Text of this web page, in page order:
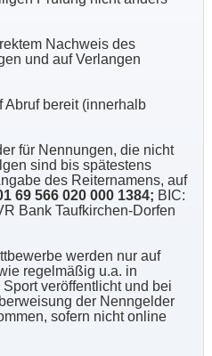
Nachweis des
und auf Verlangen
Abruf bereit (innerhalb
für Nennungen, die nicht
sind bis spätestens
des Reiternamens, auf
69 566 020 000 1384; BIC:
Bank Taufkirchen-Dorfen
werden nur auf
regelmäßig u.a. in
veröffentlicht und bei
der Nenngelder
sofern nicht online